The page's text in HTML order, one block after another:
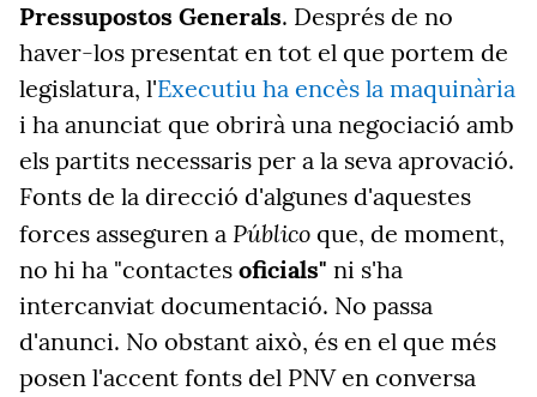
Pressupostos Generals. Després de no
haver-los presentat en tot el que portem de
legislatura, l'Executiu ha encès la maquinària
i ha anunciat que obrirà una negociació amb
els partits necessaris per a la seva aprovació.
Fonts de la direcció d'algunes d'aquestes
forces asseguren a Público que, de moment,
no hi ha "contactes oficials" ni s'ha
intercanviat documentació. No passa
d'anunci. No obstant això, és en el que més
posen l'accent fonts del PNV en conversa